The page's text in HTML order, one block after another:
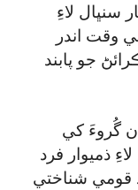
سنڀال لاءِ
وقت اندر
جو پابند
گُروءَ کي
ذميوار فرد
قومي شناختي